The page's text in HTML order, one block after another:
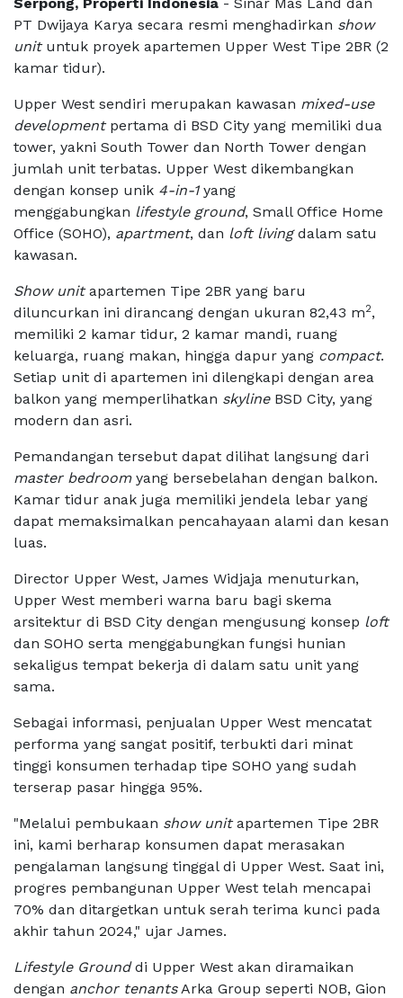
PT Dwijaya Karya secara resmi menghadirkan show
unituntuk proyek apartemen Upper West Tipe 2BR (2
kamar tidur).
Upper West sendiri merupakan kawasan mixed-use
developmentpertama di BSD City yang memiliki dua
tower, yakni South Tower dan North Tower dengan
jumlah unit terbatas. Upper West dikembangkan
dengan konsep unik 4-in-1yang
menggabungkan lifestyle ground, Small Office Home
Office (SOHO), apartment, dan loft livingdalam satu
kawasan.
Show unitapartemen Tipe 2BR yang baru
diluncurkan ini dirancang dengan ukuran 82,43 m2,
memiliki 2 kamar tidur, 2 kamar mandi, ruang
keluarga, ruang makan, hingga dapur yang compact.
Setiap unit di apartemen ini dilengkapi dengan area
balkon yang memperlihatkan skylineBSD City, yang
modern dan asri.
Pemandangan tersebut dapat dilihat langsung dari
master bedroomyang bersebelahan dengan balkon.
Kamar tidur anak juga memiliki jendela lebar yang
dapat memaksimalkan pencahayaan alami dan kesan
luas.
Director Upper West, James Widjaja menuturkan,
Upper West memberi warna baru bagi skema
arsitektur di BSD City dengan mengusung konsep loft
dan SOHO serta menggabungkan fungsi hunian
sekaligus tempat bekerja di dalam satu unit yang
sama.
Sebagai informasi, penjualan Upper West mencatat
performa yang sangat positif, terbukti dari minat
tinggi konsumen terhadap tipe SOHO yang sudah
terserap pasar hingga 95%.
"Melalui pembukaan show unitapartemen Tipe 2BR
ini, kami berharap konsumen dapat merasakan
pengalaman langsung tinggal di Upper West. Saat ini,
progres pembangunan Upper West telah mencapai
70% dan ditargetkan untuk serah terima kunci pada
akhir tahun 2024," ujar James.
Lifestyle Grounddi Upper West akan diramaikan
dengan anchor tenantsArka Group seperti NOB, Gion